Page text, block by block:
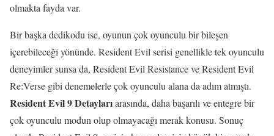
olmakta fayda var.
Bir başka dedikodu ise, oyunun çok oyunculu bir bileşen
içerebileceği yönünde. Resident Evil serisi genellikle tek oyunculu
deneyimler sunsa da, Resident Evil Resistance ve Resident Evil
Re:Verse gibi denemelerle çok oyunculu alana da adım atmıştı.
Resident Evil 9 Detaylarıarasında, daha başarılı ve entegre bir
çok oyunculu modun olup olmayacağı merak konusu. Sonuç